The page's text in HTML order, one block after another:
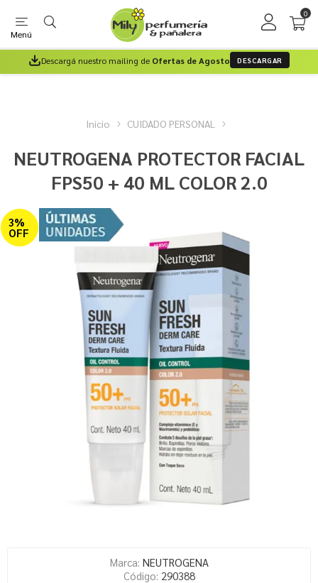
Menú
0
Descargá nuestro mailing de Ofertas de Agosto DESCARGAR
Inicio CUIDADO PERSONAL
NEUTROGENA PROTECTOR FACIAL
FPS50 + 40 ML COLOR 2.0
3%
OFF
Marca: NEUTROGENA
Código: 290388